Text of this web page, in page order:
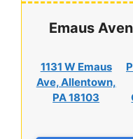
Emaus
1131 W Emaus
Ave, Allentown,
PA 18103